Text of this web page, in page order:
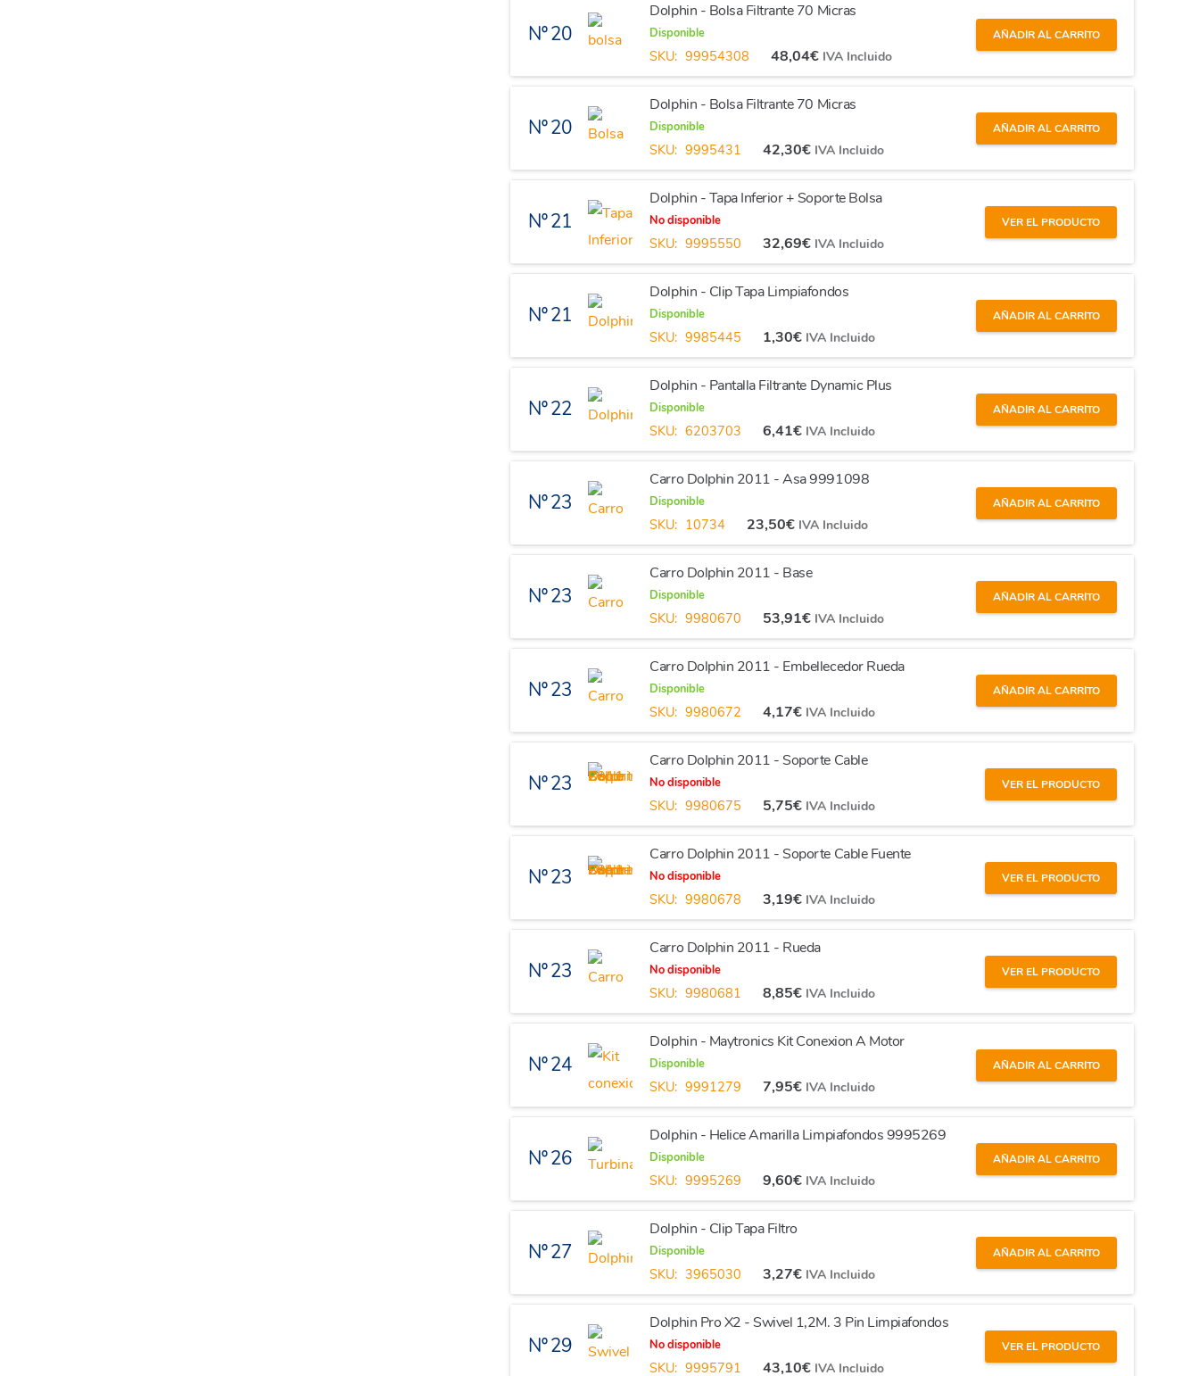
Nº 20
Dolphin - Bolsa Filtrante 70 Micras
Disponible
SKU: 99954308 48,04€ IVA Incluido
AÑADIR AL CARRITO
Nº 20
Dolphin - Bolsa Filtrante 70 Micras
Disponible
SKU: 9995431 42,30€ IVA Incluido
AÑADIR AL CARRITO
Nº 21
Dolphin - Tapa Inferior + Soporte Bolsa
No disponible
SKU: 9995550 32,69€ IVA Incluido
VER EL PRODUCTO
Nº 21
Dolphin - Clip Tapa Limpiafondos
Disponible
SKU: 9985445 1,30€ IVA Incluido
AÑADIR AL CARRITO
Nº 22
Dolphin - Pantalla Filtrante Dynamic Plus
Disponible
SKU: 6203703 6,41€ IVA Incluido
AÑADIR AL CARRITO
Nº 23
Carro Dolphin 2011 - Asa 9991098
Disponible
SKU: 10734 23,50€ IVA Incluido
AÑADIR AL CARRITO
Nº 23
Carro Dolphin 2011 - Base
Disponible
SKU: 9980670 53,91€ IVA Incluido
AÑADIR AL CARRITO
Nº 23
Carro Dolphin 2011 - Embellecedor Rueda
Disponible
SKU: 9980672 4,17€ IVA Incluido
AÑADIR AL CARRITO
Nº 23
Carro Dolphin 2011 - Soporte Cable
No disponible
SKU: 9980675 5,75€ IVA Incluido
VER EL PRODUCTO
Nº 23
Carro Dolphin 2011 - Soporte Cable Fuente
No disponible
SKU: 9980678 3,19€ IVA Incluido
VER EL PRODUCTO
Nº 23
Carro Dolphin 2011 - Rueda
No disponible
SKU: 9980681 8,85€ IVA Incluido
VER EL PRODUCTO
Nº 24
Dolphin - Maytronics Kit Conexion A Motor
Disponible
SKU: 9991279 7,95€ IVA Incluido
AÑADIR AL CARRITO
Nº 26
Dolphin - Helice Amarilla Limpiafondos 9995269
Disponible
SKU: 9995269 9,60€ IVA Incluido
AÑADIR AL CARRITO
Nº 27
Dolphin - Clip Tapa Filtro
Disponible
SKU: 3965030 3,27€ IVA Incluido
AÑADIR AL CARRITO
Nº 29
Dolphin Pro X2 - Swivel 1,2M. 3 Pin Limpiafondos
No disponible
SKU: 9995791 43,10€ IVA Incluido
VER EL PRODUCTO